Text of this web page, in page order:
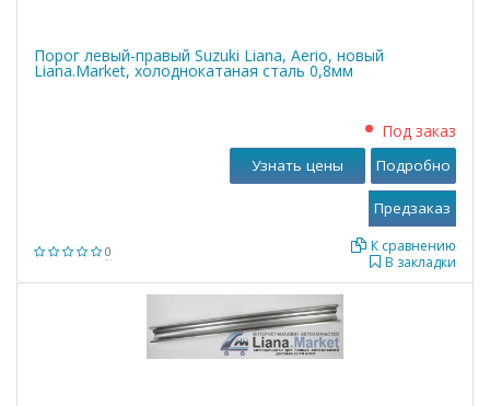
Порог левый-правый Suzuki Liana, Aerio, новый
Liana.Market, холоднокатаная сталь 0,8мм
0
Под заказ
В закладки
К сравнению
Узнать цены Подробно